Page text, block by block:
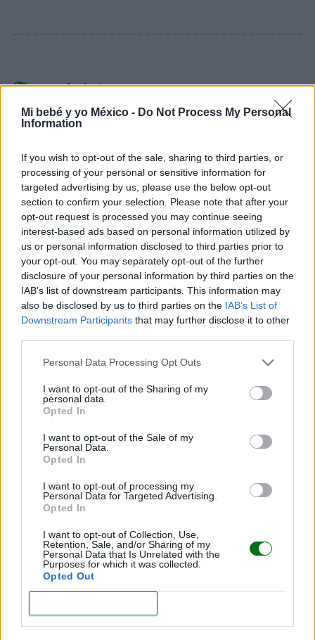
Mi bebé y yo México - Do Not Process My Personal
Information
If you wish to opt-out of the sale, sharing to third parties, or
processing of your personal or sensitive information for
targeted advertising by us, please use the below opt-out
section to confirm your selection. Please note that after your
opt-out request is processed you may continue seeing
interest-based ads based on personal information utilized by
us or personal information disclosed to third parties prior to
your opt-out. You may separately opt-out of the further
disclosure of your personal information by third parties on the
IAB’s list of downstream participants. This information may
also be disclosed by us to third parties on the IAB’s List of
Downstream Participants that may further disclose it to other
Personal Data Processing Opt Outs
I want to opt-out of the Sharing of my
personal data.
Opted In
I want to opt-out of the Sale of my
Personal Data.
Opted In
I want to opt-out of processing my
Personal Data for Targeted Advertising.
Opted In
I want to opt-out of Collection, Use,
Retention, Sale, and/or Sharing of my
Personal Data that Is Unrelated with the
Purposes for which it was collected.
Opted Out
Te puede interesar…
Hablar al bebé en dos idiomas desde el
LEER
"No entendía que era mi hijo": despertó del coma
sin recordar que había dado a luz. ¿Qué pasó?
LEER
Viral | ¿De verdad esta fan dejó sola la carriola de
su bebé por una foto con Harry Styles?
"Me fui de fiesta con miedo y culpa": Influencer
reflexiona sobre volver a ser una misma después
de ser madre
LEER
VIDEO | Nacen cuatrillizas idénticas de un único
óvulo fecundado: el caso de una entre 15 millones
y la parte que el viral no enseña